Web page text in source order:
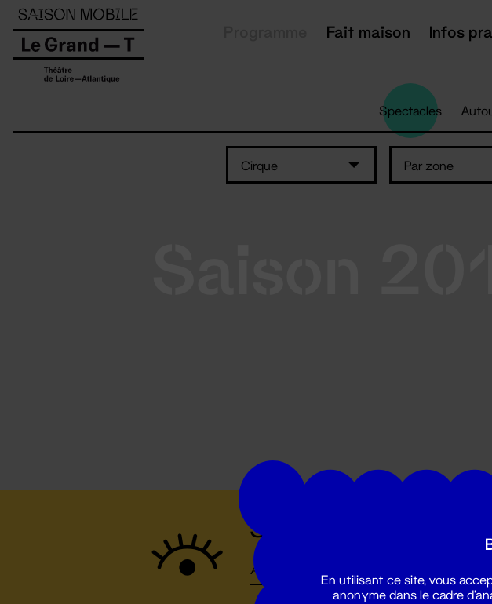
Fait maison Infos
Spectacles
Cirque Par zone
Suivez toutes les
Panneau de gestion des cookies
En utilisant ce site, vous
anonyme dans le cadre